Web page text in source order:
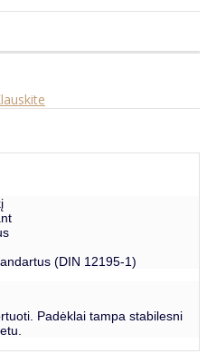
(DIN 12195-1)
Padėklai tampa stabilesni